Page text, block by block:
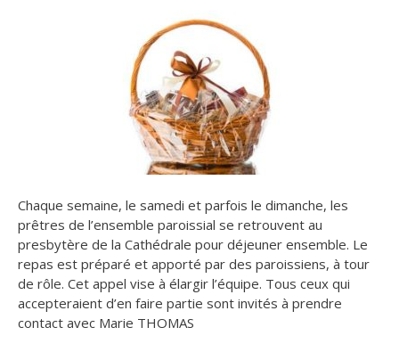
Chaque semaine, le samedi et parfois le dimanche, les
prêtres de l’ensemble paroissial se retrouvent au
presbytère de la Cathédrale pour déjeuner ensemble. Le
repas est préparé et apporté par des paroissiens, à tour
de rôle. Cet appel vise à élargir l’équipe. Tous ceux qui
accepteraient d’en faire partie sont invités à prendre
contact avec Marie THOMAS